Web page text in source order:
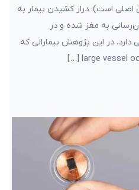
اصلی است)، دراز کشیدن بیمار به
به مغز شده و در
دارد. در این پژوهش بیمارانی که